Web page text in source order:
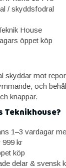
/ skyddsfodral
House
öppet köp
skyddar mot
och
knappar.
Teknikhouse?
1–3 vardagar
999 kr
köp
delar & svensk